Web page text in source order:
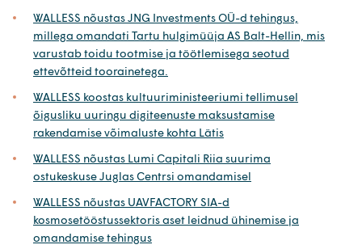
WALLESS nõustas JNG Investments OÜ-d tehingus,
millega omandati Tartu hulgimüüja AS Balt-Hellin, mis
varustab toidu tootmise ja töötlemisega seotud
ettevõtteid toorainetega.
WALLESS koostas kultuuriministeeriumi tellimusel
õigusliku uuringu digiteenuste maksustamise
rakendamise võimaluste kohta Lätis
WALLESS nõustas Lumi Capitali Riia suurima
ostukeskuse Juglas Centrsi omandamisel
WALLESS nõustas UAVFACTORY SIA-d
kosmosetööstussektoris aset leidnud ühinemise ja
omandamise tehingus